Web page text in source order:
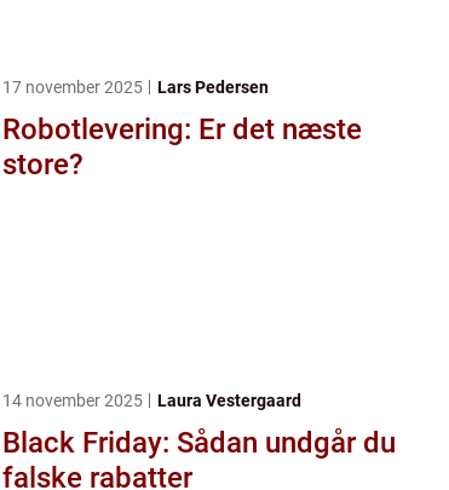
17 november 2025 Lars Pedersen
Robotlevering: Er det næste
store?
14 november 2025 Laura Vestergaard
Black Friday: Sådan undgår du
falske rabatter